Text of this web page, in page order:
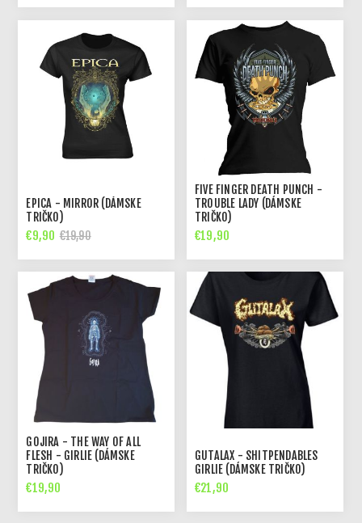
EPICA - MIRROR (DÁMSKE
TRIČKO)
€9,90 €19,90
FIVE FINGER DEATH PUNCH -
TROUBLE LADY (DÁMSKE
TRIČKO)
€19,90
GOJIRA - THE WAY OF ALL
FLESH - GIRLIE (DÁMSKE
TRIČKO)
€19,90
GUTALAX - SHITPENDABLES
GIRLIE (DÁMSKE TRIČKO)
€21,90